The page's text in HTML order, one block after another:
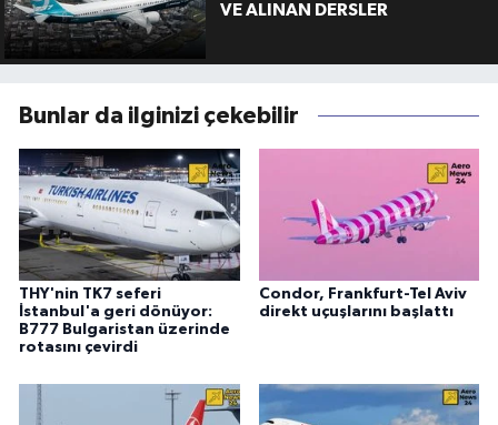
VE ALINAN DERSLER
Bunlar da ilginizi çekebilir
THY'nin TK7 seferi
İstanbul'a geri dönüyor:
B777 Bulgaristan üzerinde
rotasını çevirdi
Condor, Frankfurt-Tel Aviv
direkt uçuşlarını başlattı